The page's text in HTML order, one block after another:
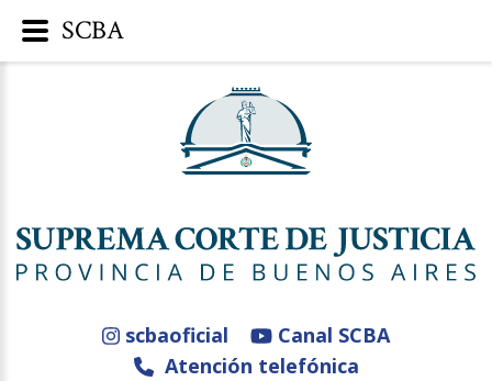
scbaoficial
Canal SCBA
Atención telefónica
SCBA